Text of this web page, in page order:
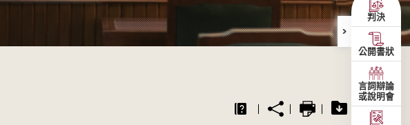
判決
公開書狀
言詞辯論
或說明會